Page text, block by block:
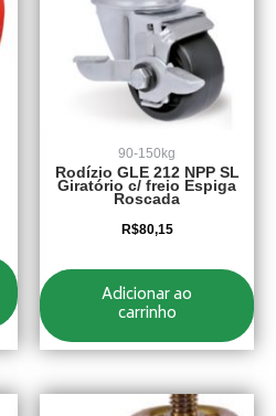
90-150kg
Rodízio GLE 212 NPP SL
Giratório c/ freio Espiga
Roscada
R$80,15
Adicionar ao
carrinho